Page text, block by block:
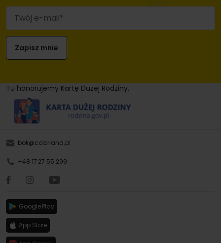
Tu honorujemy Kartę Dużej Rodziny.
bok@colorland.pl
+48 17 27 55 299
Google Play
App Store